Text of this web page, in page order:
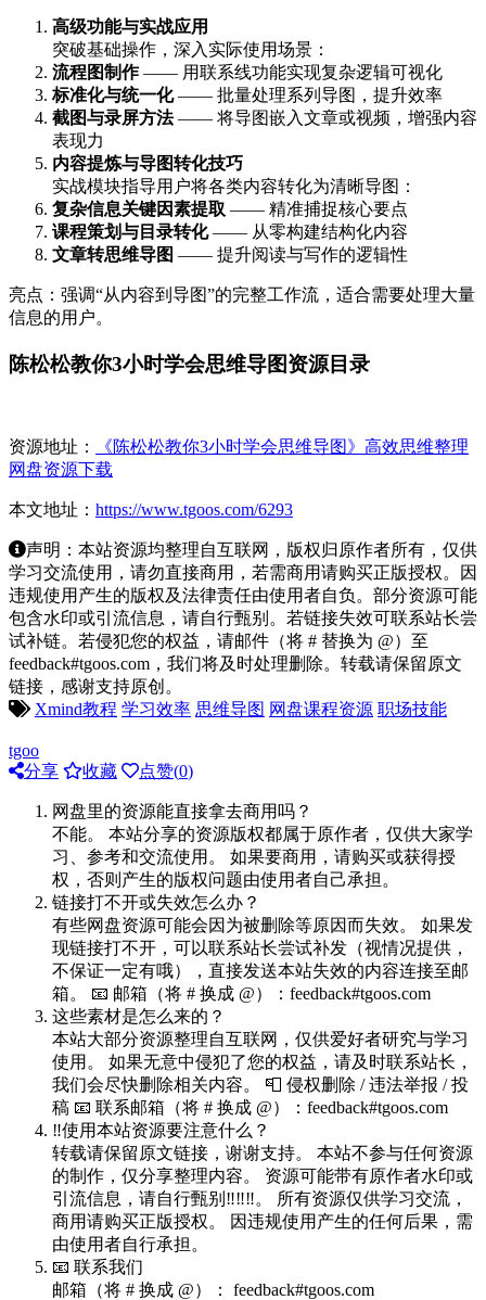
高级功能与实战应用
突破基础操作，深入实际使用场景：
流程图制作—— 用联系线功能实现复杂逻辑可视化
标准化与统一化—— 批量处理系列导图，提升效率
截图与录屏方法—— 将导图嵌入文章或视频，增强内容
表现力
内容提炼与导图转化技巧
实战模块指导用户将各类内容转化为清晰导图：
复杂信息关键因素提取 —— 精准捕捉核心要点
课程策划与目录转化—— 从零构建结构化内容
文章转思维导图 —— 提升阅读与写作的逻辑性
亮点：强调“从内容到导图”的完整工作流，适合需要处理大量
信息的用户。
陈松松教你3小时学会思维导图资源目录
资源地址：
《陈松松教你3小时学会思维导图》高效思维整理
网盘资源下载
本文地址： https://www.tgoos.com/6293
声明：本站资源均整理自互联网，版权归原作者所有，仅供
学习交流使用，请勿直接商用，若需商用请购买正版授权。因
违规使用产生的版权及法律责任由使用者自负。部分资源可能
包含水印或引流信息，请自行甄别。若链接失效可联系站长尝
试补链。若侵犯您的权益，请邮件（将 # 替换为 @）至
feedback#tgoos.com，我们将及时处理删除。转载请保留原文
链接，感谢支持原创。
Xmind教程 学习效率 思维导图 网盘课程资源 职场技能
tgoo
分享
收藏 点赞(0)
网盘里的资源能直接拿去商用吗？
不能。 本站分享的资源版权都属于原作者，仅供大家学
习、参考和交流使用。 如果要商用，请购买或获得授
权，否则产生的版权问题由使用者自己承担。
链接打不开或失效怎么办？
有些网盘资源可能会因为被删除等原因而失效。 如果发
现链接打不开，可以联系站长尝试补发（视情况提供，
不保证一定有哦），直接发送本站失效的内容连接至邮
箱。 📧 邮箱（将 # 换成 @）：feedback#tgoos.com
这些素材是怎么来的？
本站大部分资源整理自互联网，仅供爱好者研究与学习
使用。 如果无意中侵犯了您的权益，请及时联系站长，
我们会尽快删除相关内容。 📮 侵权删除 / 违法举报 / 投
稿 📧 联系邮箱（将 # 换成 @）：feedback#tgoos.com
‼️使用本站资源要注意什么？
转载请保留原文链接，谢谢支持。 本站不参与任何资源
的制作，仅分享整理内容。 资源可能带有原作者水印或
引流信息，请自行甄别‼️‼️‼️。 所有资源仅供学习交流，
商用请购买正版授权。 因违规使用产生的任何后果，需
由使用者自行承担。
📧 联系我们
邮箱（将 # 换成 @）： feedback#tgoos.com